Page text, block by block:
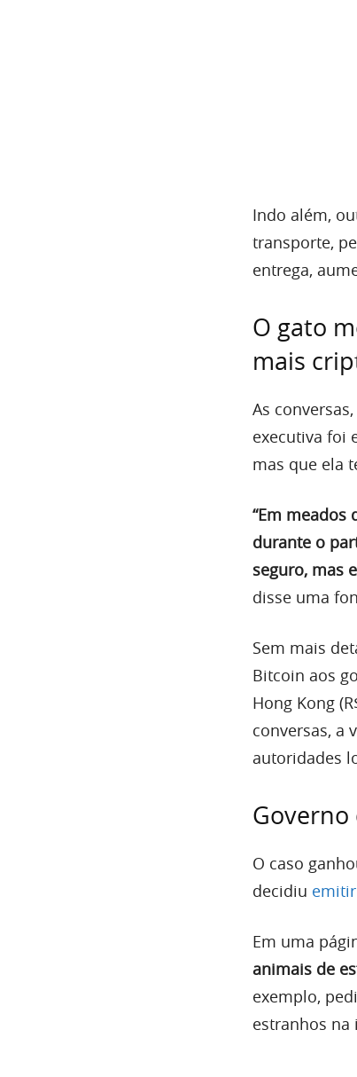
Indo além,
transporte,
entrega,
O gato
mais
As
executiva foi
mas que ela
“Em
durante o
seguro, mas
disse uma
Sem mais
Bitcoin aos
Hong Kong
conversas, a
autoridades
O caso
decidiu
Em uma
animais de
exemplo,
estranhos na